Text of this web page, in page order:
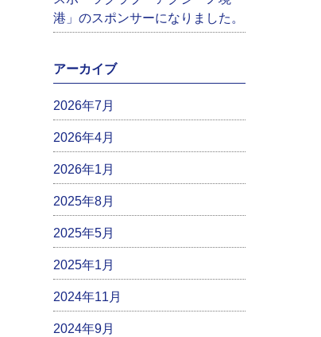
港」のスポンサーになりました。
アーカイブ
2026年7月
2026年4月
2026年1月
2025年8月
2025年5月
2025年1月
2024年11月
2024年9月